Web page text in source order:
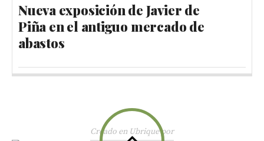
Nueva exposición de Javier de
Piña en el antiguo mercado de
abastos
Creado en Ubrique por